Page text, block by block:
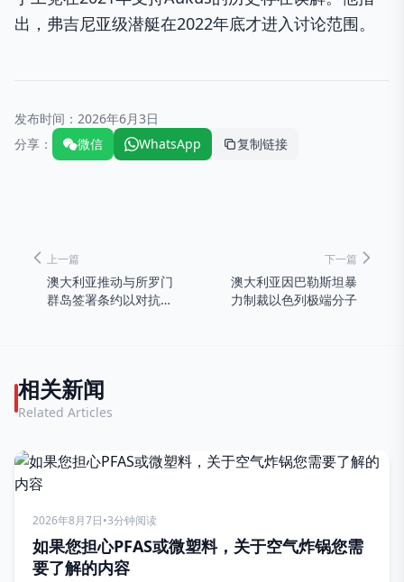
出，弗吉尼亚级潜艇在2022年底才进入讨论范围。
发布时间： 2026年6月3日
分享：
微信 WhatsApp 复制链接
上一篇
澳大利亚推动与所罗门
群岛签署条约以对抗中
下一篇
澳大利亚因巴勒斯坦暴
力制裁以色列极端分子
相关新闻
Related Articles
2026年8月7日•3分钟阅读
如果您担心PFAS或微塑料，关于空气炸锅您需
要了解的内容